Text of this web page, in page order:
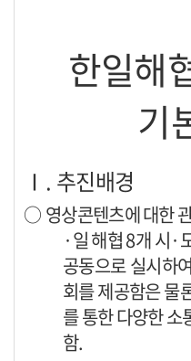
한일해
기
Ⅰ . 추진배경
○ 영상콘텐츠에 대한
·일 해협8개시·
공동으로 실시하
회를 제공함은 물
를 통한 다양한 소
함.